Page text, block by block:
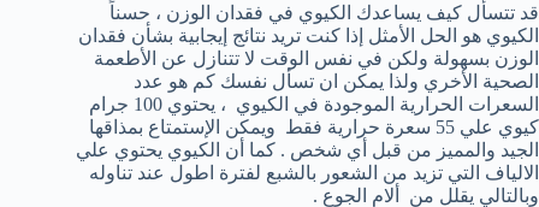
قد تتسأل كيف يساعدك الكيوي في فقدان الوزن ، حسناً
الكيوي هو الحل الأمثل إذا كنت تريد نتائج إيجابية بشأن فقدان
الوزن بسهولة ولكن في نفس الوقت لا تتنازل عن الأطعمة
الصحية الأخري ولذا يمكن ان تسأل نفسك كم هو عدد
السعرات الحرارية الموجودة في الكيوي ، يحتوي 100 جرام
كيوي علي 55 سعرة حرارية فقط ويمكن الإستمتاع بمذاقها
الجيد والمميز من قبل أي شخص . كما أن الكيوي يحتوي علي
الالياف التي تزيد من الشعور بالشبع لفترة اطول عند تناوله
وبالتالي يقلل من ألام الجوع .